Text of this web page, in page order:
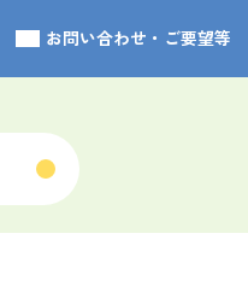
お問い合わせ・ご要望等